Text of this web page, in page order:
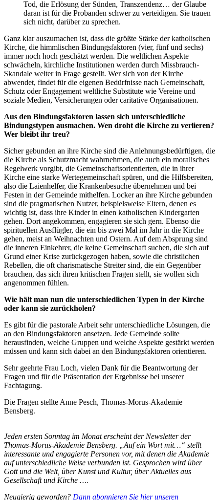
Tod, die Erlösung der Sünden, Transzendenz… der Glaube
daran ist für die Probanden schwer zu verteidigen. Sie trauen
sich nicht, darüber zu sprechen.
Ganz klar auszumachen ist, dass die größte Stärke der katholischen
Kirche, die himmlischen Bindungsfaktoren (vier, fünf und sechs)
immer noch hoch geschätzt werden. Die weltlichen Aspekte
schwächeln, kirchliche Institutionen werden durch Missbrauch-
Skandale weiter in Frage gestellt. Wer sich von der Kirche
abwendet, findet für die eigenen Bedürfnisse nach Gemeinschaft,
Schutz oder Engagement weltliche Substitute wie Vereine und
soziale Medien, Versicherungen oder caritative Organisationen.
Aus den Bindungsfaktoren lassen sich unterschiedliche
Bindungstypen ausmachen. Wen droht die Kirche zu verlieren?
Wer bleibt ihr treu?
Sicher gebunden an ihre Kirche sind die Anlehnungsbedürftigen, die
die Kirche als Schutzmacht wahrnehmen, die auch ein moralisches
Regelwerk vorgibt, die Gemeinschaftsorientierten, die in ihrer
Kirche eine starke Wertegemeinschaft spüren, und die Hilfsbereiten,
also die Laienhelfer, die Krankenbesuche übernehmen und bei
Festen in der Gemeinde mithelfen. Locker an ihre Kirche gebunden
sind die pragmatischen Nutzer, beispielsweise Eltern, denen es
wichtig ist, dass ihre Kinder in einen katholischen Kindergarten
gehen. Dort angekommen, engagieren sie sich gern. Ebenso die
spirituellen Ausflügler, die ein bis zwei Mal im Jahr in die Kirche
gehen, meist an Weihnachten und Ostern. Auf dem Absprung sind
die inneren Einkehrer, die keine Gemeinschaft suchen, die sich auf
Grund einer Krise zurückgezogen haben, sowie die christlichen
Rebellen, die oft charismatische Streiter sind, die ein Gegenüber
brauchen, das sich ihren kritischen Fragen stellt, sie wollen sich
angenommen fühlen.
Wie hält man nun die unterschiedlichen Typen in der Kirche
oder kann sie zurückholen?
Es gibt für die pastorale Arbeit sehr unterschiedliche Lösungen, die
an den Bindungsfaktoren ansetzen. Jede Gemeinde sollte
herausfinden, welche Gruppen und welche Aspekte gestärkt werden
müssen und kann sich dabei an den Bindungsfaktoren orientieren.
Sehr geehrte Frau Loch, vielen Dank für die Beantwortung der
Fragen und für die Präsentation der Ergebnisse bei unserer
Fachtagung.
Die Fragen stellte Anne Pesch, Thomas-Morus-Akademie
Bensberg.
Jeden ersten Sonntag im Monat erscheint der Newsletter der
Thomas-Morus-Akademie Bensberg. „Auf ein Wort mit…“ stellt
interessante und engagierte Personen vor, mit denen die Akademie
auf unterschiedliche Weise verbunden ist. Gesprochen wird über
Gott und die Welt, über Kunst und Kultur, über Aktuelles aus
Gesellschaft und Kirche ….
Neugierig geworden? Dann abonnieren Sie hier unseren